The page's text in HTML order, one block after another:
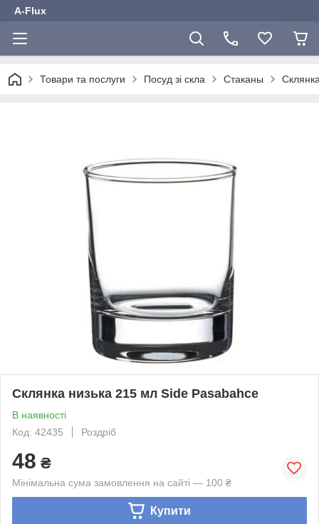
A-Flux
Товари та послуги Посуд зі скла Стаканы
Склянка низька 215 мл Side Pasabahce
В наявності
Код: 42435
Роздріб
48 ₴
Мінімальна сума замовлення на сайті — 100 ₴
Купити